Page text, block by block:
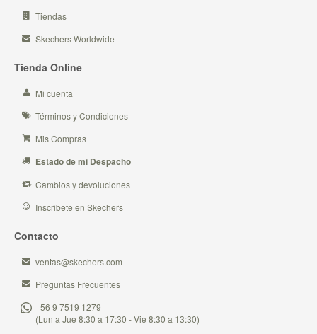
Tiendas
Skechers Worldwide
Tienda Online
Mi cuenta
Términos y Condiciones
Mis Compras
Estado de mi Despacho
Cambios y devoluciones
Inscribete en Skechers
Contacto
ventas@skechers.com
Preguntas Frecuentes
+56 9 7519 1279
(Lun a Jue 8:30 a 17:30 - Vie 8:30 a 13:30)